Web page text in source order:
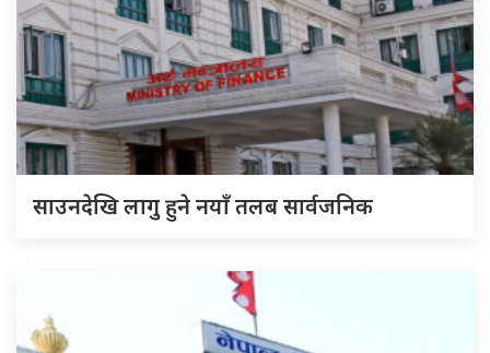
साउनदेखि लागु हुने नयाँ तलब सार्वजनिक